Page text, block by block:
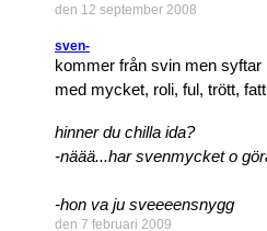
den 12 september 2008
sven-
kommer från svin men
med mycket, roli, ful, trött,
hinner du chilla ida?
-näää...har svenmycket o
-hon va ju sveeeensnygg
den 7 februari 2009